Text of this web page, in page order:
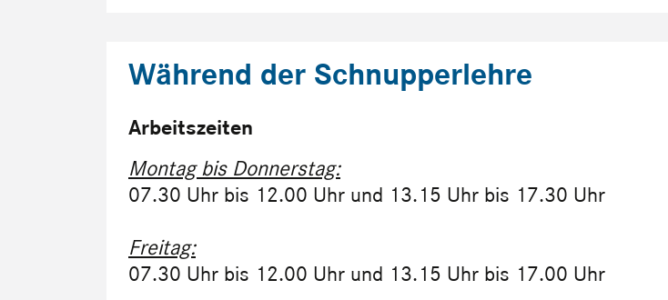
Während der Schnupperlehre
Arbeitszeiten
Montag bis Donnerstag:
07.30 Uhr bis 12.00 Uhr und 13.15 Uhr bis 17.30 Uhr
Freitag:
07.30 Uhr bis 12.00 Uhr und 13.15 Uhr bis 17.00 Uhr